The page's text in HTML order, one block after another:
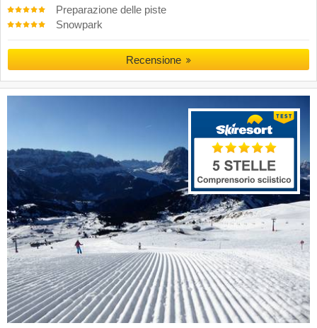
Preparazione delle piste
Snowpark
Recensione